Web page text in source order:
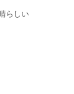
らしい